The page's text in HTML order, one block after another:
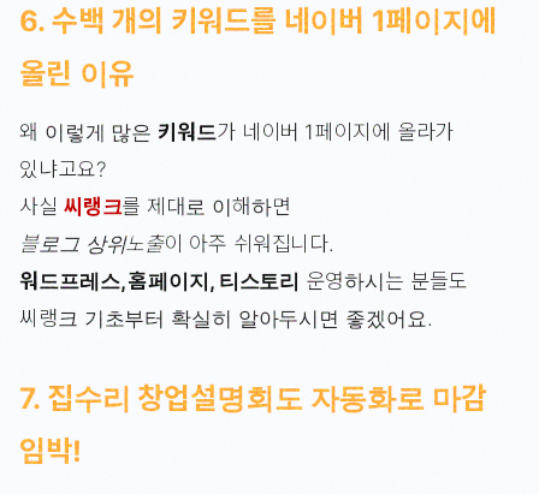
6. 수백 개의 키워드를 네이버 1페이지에
올린 이유
왜 이렇게 많은 키워드가 네이버 1페이지에 올라가
있냐고요?
사실 씨랭크를 제대로 이해하면
블로그 상위노출이 아주 쉬워집니다.
워드프레스, 홈페이지, 티스토리 운영하시는 분들도
씨랭크 기초부터 확실히 알아두시면 좋겠어요.
7. 집수리 창업설명회도 자동화로 마감
임박!